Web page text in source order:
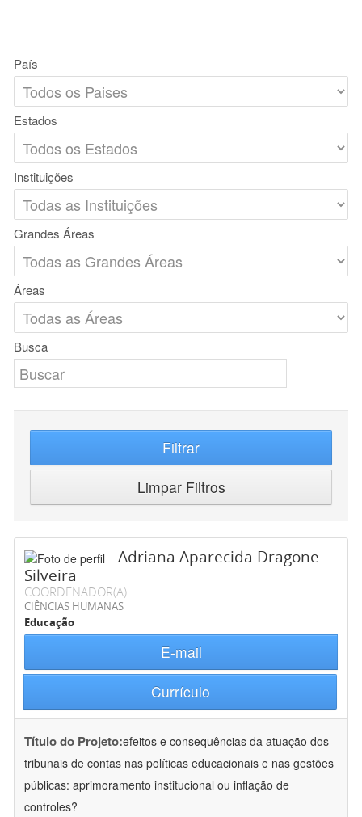
País
Estados
Instituições
Grandes Áreas
Áreas
Busca
Filtrar
Limpar Filtros
Adriana Aparecida Dragone
Silveira
COORDENADOR(A)
CIÊNCIAS HUMANAS
Educação
E-mail
Currículo
Título do Projeto:efeitos e consequências da atuação dos
tribunais de contas nas políticas educacionais e nas gestões
públicas: aprimoramento institucional ou inflação de
controles?